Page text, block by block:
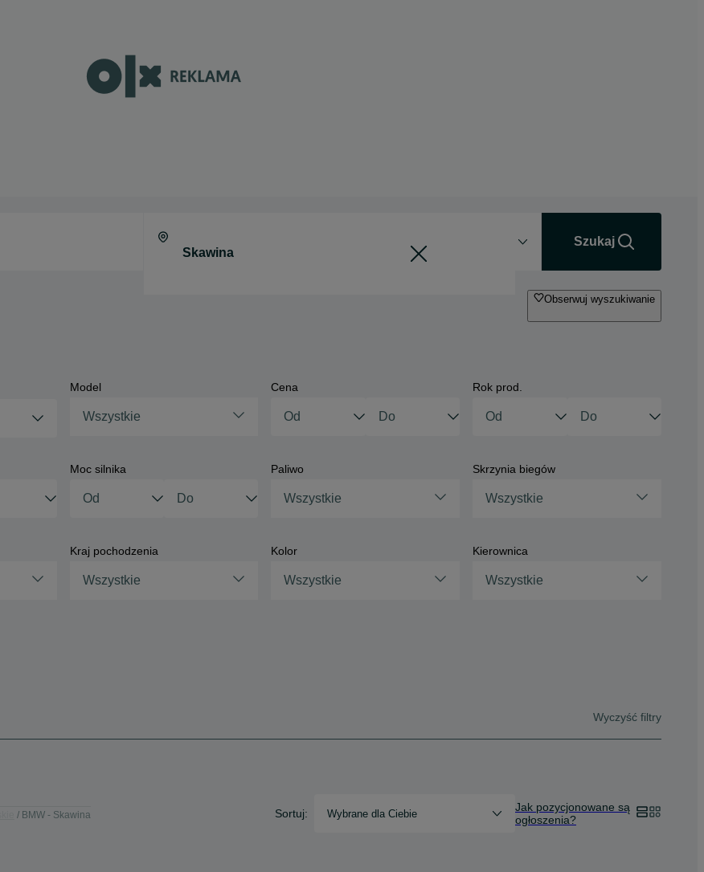
Szukaj
Obserwuj wyszukiwanie
Model
Wszystkie
Cena Rok prod.
Moc silnika Paliwo
Wszystkie
Skrzynia biegów
Wszystkie
Kraj pochodzenia
Wszystkie
Kolor
Wszystkie
Kierownica
Wszystkie
Wyczyść filtry
BMW - Skawina Sortuj: Wybrane dla Ciebie
Jak pozycjonowane są
ogłoszenia?